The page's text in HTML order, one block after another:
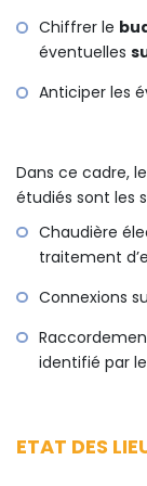
Chiffrer le
éventuelles
Anticiper les
Dans ce cadre,
étudiés sont les
Chaudière
traitement
Connexions
identifié par
ETAT DES